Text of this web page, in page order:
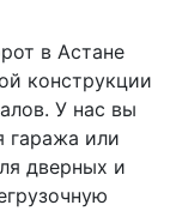
в Астане
конструкции
У нас вы
гаража или
дверных и